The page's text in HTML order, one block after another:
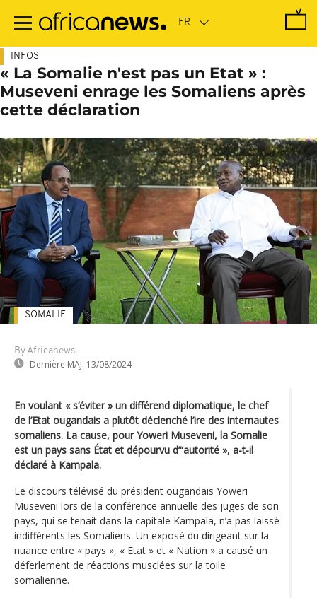
contenu
INFOS
« La Somalie n'est pas un Etat » :
Museveni enrage les Somaliens après
cette déclaration
By Africanews
Dernière MAJ: 13/08/2024
SOMALIE
En voulant « s‘éviter » un différend diplomatique, le chef
de l’Etat ougandais a plutôt déclenché l’ire des internautes
somaliens. La cause, pour Yoweri Museveni, la Somalie
est un pays sans État et dépourvu d’“autorité », a-t-il
déclaré à Kampala.
Le discours télévisé du président ougandais Yoweri
Museveni lors de la conférence annuelle des juges de son
pays, qui se tenait dans la capitale Kampala, n’a pas laissé
indifférents les Somaliens. Un exposé du dirigeant sur la
nuance entre « pays », « Etat » et « Nation » a causé un
déferlement de réactions musclées sur la toile
somalienne.